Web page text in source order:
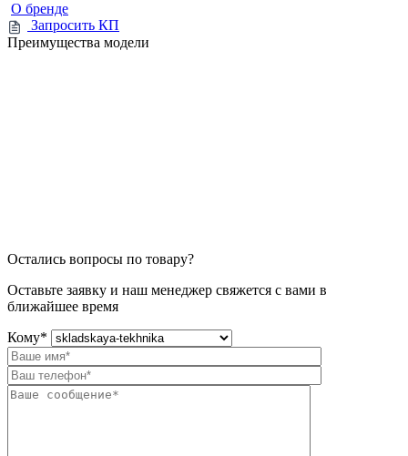
О бренде
Запросить КП
Преимущества модели
Остались вопросы по товару?
Оставьте заявку и наш менеджер свяжется с вами в
ближайшее время
Кому*